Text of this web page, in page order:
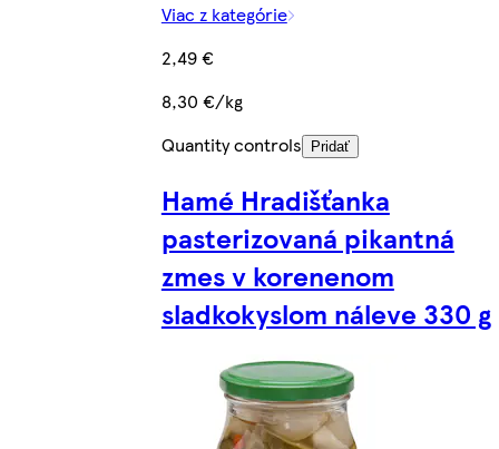
Viac z kategórie
2,49 €
8,30 €/kg
Quantity controls
Pridať
Hamé Hradišťanka
pasterizovaná pikantná
zmes v korenenom
sladkokyslom náleve 330 g